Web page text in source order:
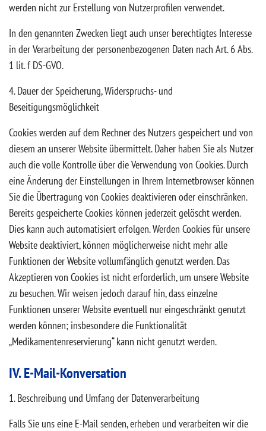
werden nicht zur Erstellung von Nutzerprofilen verwendet.
In den genannten Zwecken liegt auch unser berechtigtes Interesse
in der Verarbeitung der personenbezogenen Daten nach Art. 6 Abs.
1 lit. f DS-GVO.
4. Dauer der Speicherung, Widerspruchs- und
Beseitigungsmöglichkeit
Cookies werden auf dem Rechner des Nutzers gespeichert und von
diesem an unserer Website übermittelt. Daher haben Sie als Nutzer
auch die volle Kontrolle über die Verwendung von Cookies. Durch
eine Änderung der Einstellungen in Ihrem Internetbrowser können
Sie die Übertragung von Cookies deaktivieren oder einschränken.
Bereits gespeicherte Cookies können jederzeit gelöscht werden.
Dies kann auch automatisiert erfolgen. Werden Cookies für unsere
Website deaktiviert, können möglicherweise nicht mehr alle
Funktionen der Website vollumfänglich genutzt werden. Das
Akzeptieren von Cookies ist nicht erforderlich, um unsere Website
zu besuchen. Wir weisen jedoch darauf hin, dass einzelne
Funktionen unserer Website eventuell nur eingeschränkt genutzt
werden können; insbesondere die Funktionalität
„Medikamentenreservierung“ kann nicht genutzt werden.
IV. E-Mail-Konversation
1. Beschreibung und Umfang der Datenverarbeitung
Falls Sie uns eine E-Mail senden, erheben und verarbeiten wir die